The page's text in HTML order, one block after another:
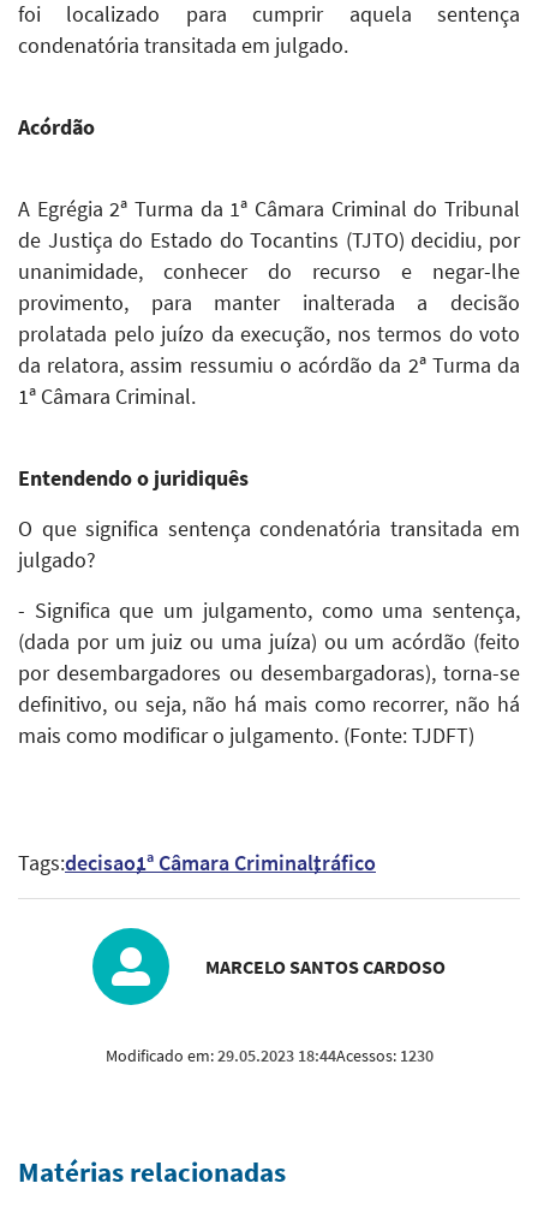
foi localizado para cumprir aquela sentença
condenatória transitada em julgado.
Acórdão
A Egrégia 2ª Turma da 1ª Câmara Criminal do Tribunal
de Justiça do Estado do Tocantins (TJTO) decidiu, por
unanimidade, conhecer do recurso e negar-lhe
provimento, para manter inalterada a decisão
prolatada pelo juízo da execução, nos termos do voto
da relatora, assim ressumiu o acórdão da 2ª Turma da
1ª Câmara Criminal.
Entendendo o juridiquês
O que significa sentença condenatória transitada em
julgado?
- Significa que um julgamento, como uma sentença,
(dada por um juiz ou uma juíza) ou um acórdão (feito
por desembargadores ou desembargadoras), torna-se
definitivo, ou seja, não há mais como recorrer, não há
mais como modificar o julgamento. (Fonte: TJDFT)
Tags:decisao1ª Câmara Criminaltráfico
MARCELO SANTOS CARDOSO
Modificado em:29.05.2023 18:44Acessos: 1230
Matérias relacionadas